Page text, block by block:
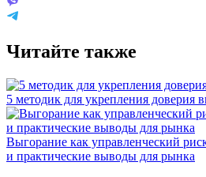
Читайте также
5 методик для укрепления доверия
Выгорание как управленческий
и практические выводы для рынка